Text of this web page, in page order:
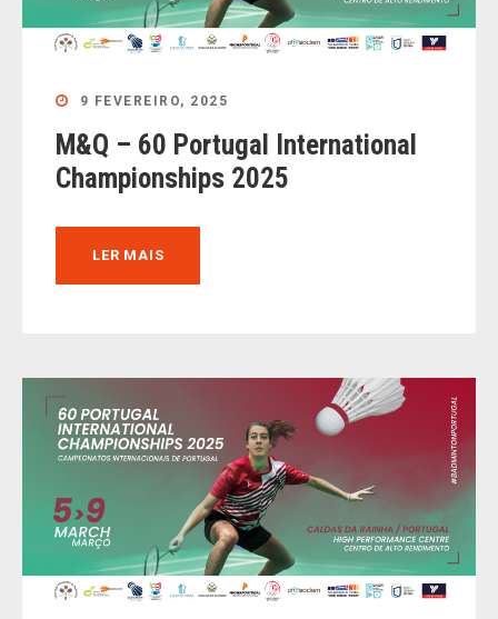
9 FEVEREIRO, 2025
M&Q – 60 Portugal International
Championships 2025
LER MAIS